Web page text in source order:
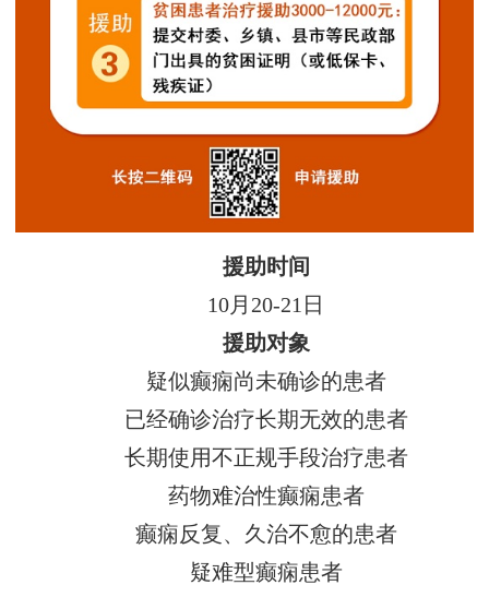
援助时间
10月20-21日
援助对象
疑似癫痫尚未确诊的患者
已经确诊治疗长期无效的患者
长期使用不正规手段治疗患者
药物难治性癫痫患者
癫痫反复、久治不愈的患者
疑难型癫痫患者